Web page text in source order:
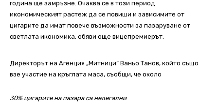
година ще замръзне. Очаква се в този период
икономическият растеж да се повиши и зависимите от
цигарите да имат повече възможности за пазаруване от
светлата икономика, обяви още вицепремиерът.
Директорът на Агенция „Митници” Ваньо Танов, който също
взе участие на кръглата маса, съобщи, че около
30% цигарите на пазара са нелегални